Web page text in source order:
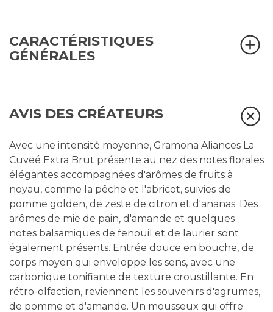
CARACTÉRISTIQUES
GÉNÉRALES
AVIS DES CRÉATEURS
Avec une intensité moyenne, Gramona Aliances La
Cuveé Extra Brut présente au nez des notes florales
élégantes accompagnées d'arômes de fruits à
noyau, comme la pêche et l'abricot, suivies de
pomme golden, de zeste de citron et d'ananas. Des
arômes de mie de pain, d'amande et quelques
notes balsamiques de fenouil et de laurier sont
également présents. Entrée douce en bouche, de
corps moyen qui enveloppe les sens, avec une
carbonique tonifiante de texture croustillante. En
rétro-olfaction, reviennent les souvenirs d'agrumes,
de pomme et d'amande. Un mousseux qui offre